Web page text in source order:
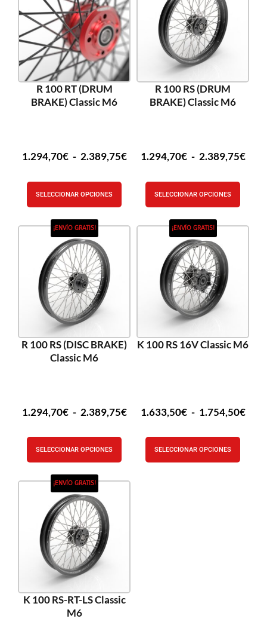
R 100 RT (DRUM
BRAKE) Classic M6
1.294,70€ - 2.389,75€
SELECCIONAR OPCIONES
R 100 RS (DRUM
BRAKE) Classic M6
1.294,70€ - 2.389,75€
SELECCIONAR OPCIONES
¡ENVÍO GRATIS!
R 100 RS (DISC BRAKE)
Classic M6
1.294,70€ - 2.389,75€
SELECCIONAR OPCIONES
¡ENVÍO GRATIS!
K 100 RS 16V Classic M6
1.633,50€ - 1.754,50€
SELECCIONAR OPCIONES
¡ENVÍO GRATIS!
K 100 RS-RT-LS Classic
M6